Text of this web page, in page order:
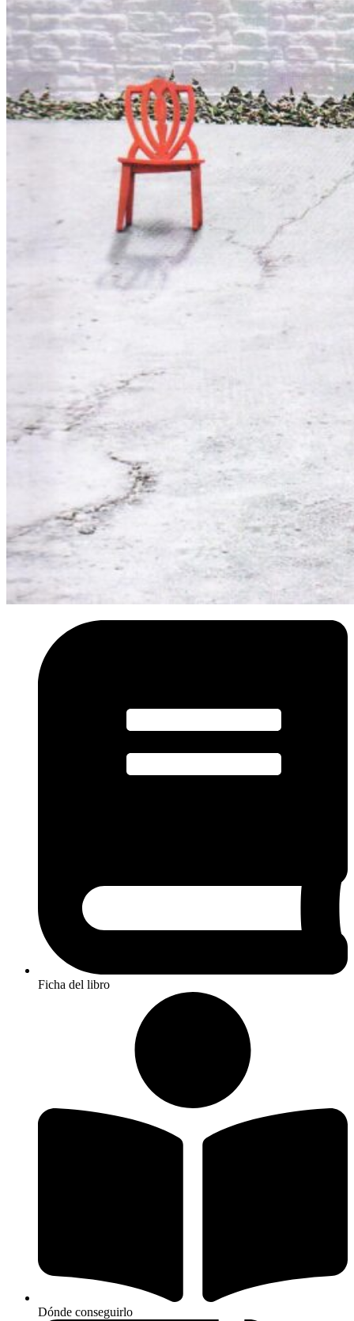
Ficha del libro
Dónde conseguirlo